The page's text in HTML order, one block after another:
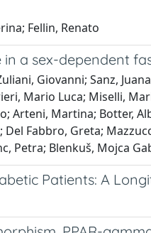
Fellin, Renato
a sex-dependent
Giovanni; Sanz,
Mario Luca; Miselli,
Arteni, Martina; Botter,
Fabbro, Greta;
Petra; Blenkuš, Mojca
Patients: A